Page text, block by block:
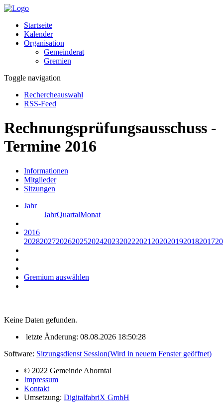
Startseite
Kalender
Organisation
Gemeinderat
Gremien
Toggle navigation
Rechercheauswahl
RSS-Feed
Rechnungsprüfungsausschuss -
Termine 2016
Informationen
Mitglieder
Sitzungen
Jahr
JahrQuartalMonat
2016
20282027202620252024202320222021 2020201920182017
Gremium auswählen
Keine Daten gefunden.
letzte Änderung: 08.08.2026 18:50:28
Software: Sitzungsdienst Session(Wird in neuem Fenster geöffnet)
© 2022 Gemeinde Ahorntal
Impressum
Kontakt
Umsetzung: DigitalfabriX GmbH